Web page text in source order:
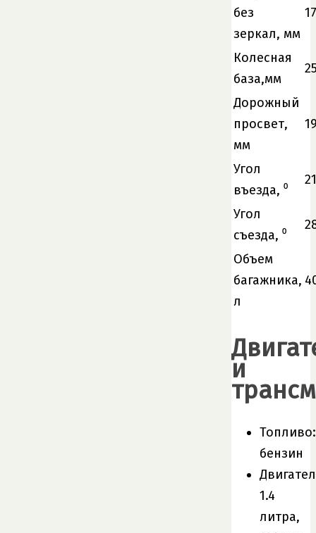
без
зеркал, мм
Колесная
база,мм
Дорожный
просвет,
мм
Угол
въезда, ⁰
21
Угол
съезда, ⁰
Объем
багажника,
л
и
Топливо:
бензин
1.4
литра,